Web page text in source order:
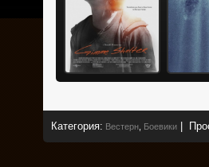
Категория: Вестерн Боевики